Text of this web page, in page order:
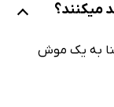
میکنند؟
به یک موش